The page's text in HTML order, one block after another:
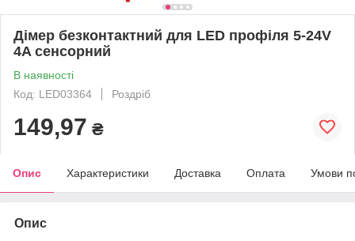
Дімер безконтактний для LED профіля 5-24V
4A сенсорний
В наявності
Код: LED03364
Роздріб
149,97 ₴
Опис Характеристики Доставка Оплата Умови
Опис